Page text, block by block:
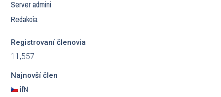
Server admini
Redakcia
Registrovaní členovia
11,557
Najnovší člen
ifN